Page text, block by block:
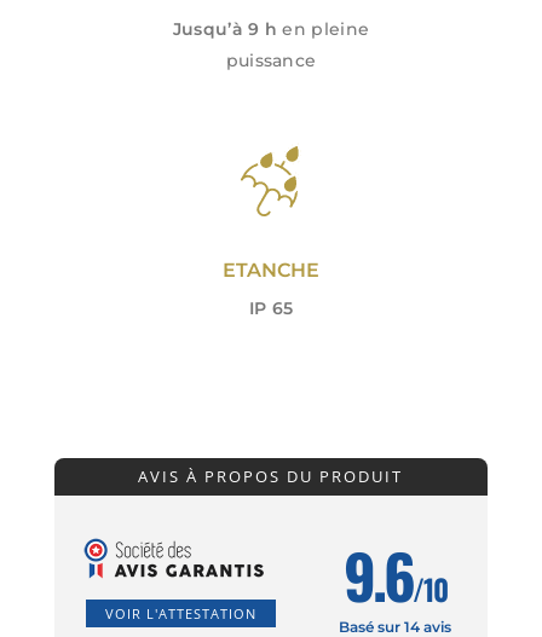
Jusqu’à 9 h en pleine
puissance
ETANCHE
IP 65
AVIS À PROPOS DU PRODUIT
VOIR L'ATTESTATION 9.6/10
Basé sur 14 avis